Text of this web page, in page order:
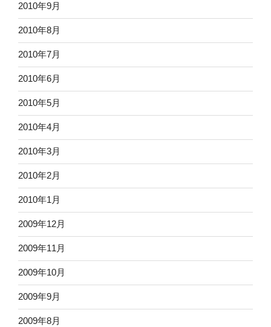
2010年9月
2010年8月
2010年7月
2010年6月
2010年5月
2010年4月
2010年3月
2010年2月
2010年1月
2009年12月
2009年11月
2009年10月
2009年9月
2009年8月